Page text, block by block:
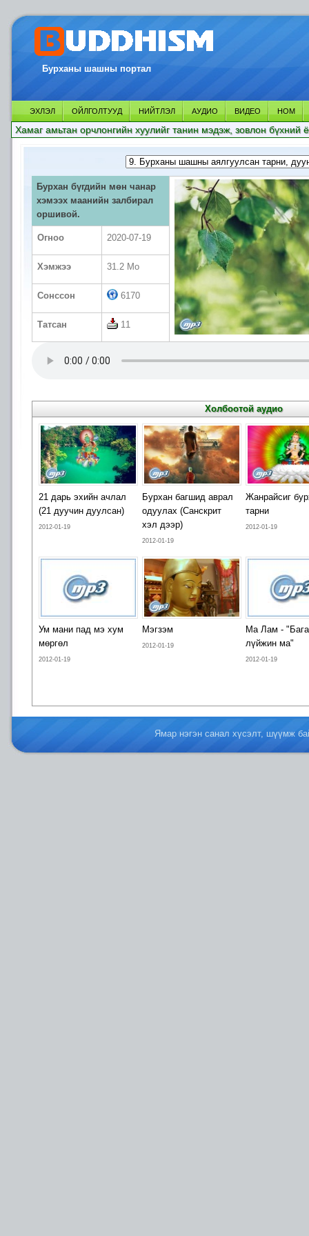
Бурханы шашны портал
ЭХЛЭЛ ОЙЛГОЛТУУД НИЙТЛЭЛ АУДИО ВИДЕО НОМ
Хамаг амьтан орчлонгийн хуулийг танин мэдэж, зовлон бүхний
Бурхан бүгдийн мөн чанар
хэмээх маанийн залбирал
оршивой.
Огноо 2020-07-19
Хэмжээ 31.2 Mo
Сонссон 6170
Татсан 11
Холбоотой аудио
21 дарь эхийн ачлал
(21 дуучин дуулсан)
2012-01-19
Бурхан багшид аврал
одуулах (Санскрит
хэл дээр)
2012-01-19
Жанрайсиг
тарни
2012-01-19
Ум мани пад мэ хум
мөргөл
2012-01-19
Мэгзэм
2012-01-19
Ма Лам - "Бага
лүйжин ма"
2012-01-19
Ямар нэгэн санал хүсэлт, шүүмж